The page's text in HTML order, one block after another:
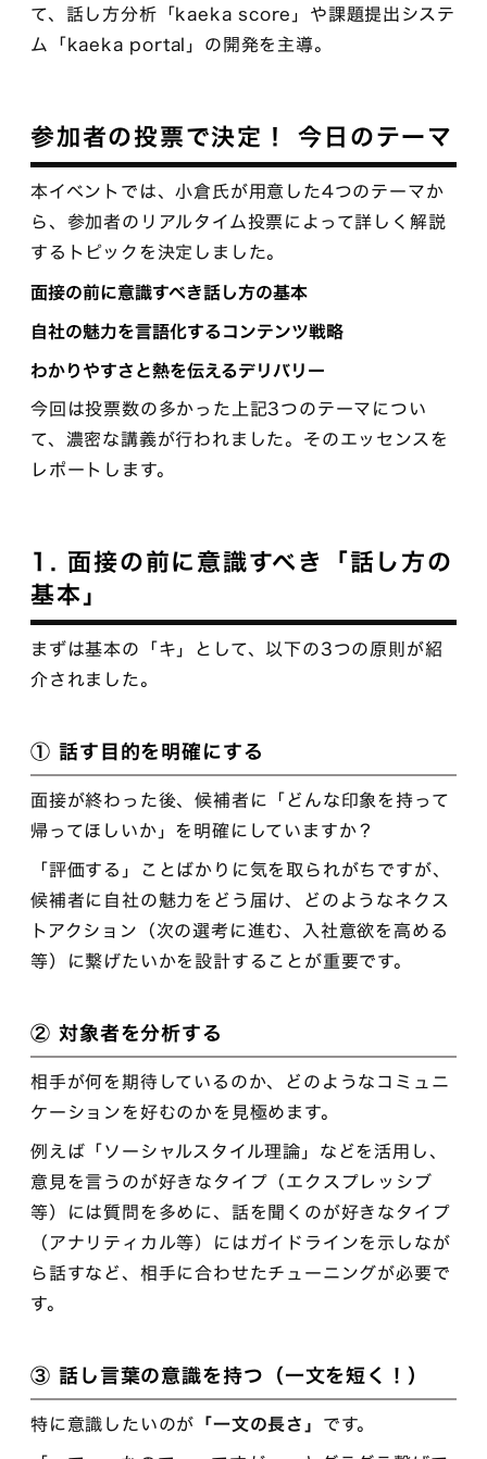
て、話し方分析「kaeka score」や課題提出システ
ム「kaeka portal」の開発を主導。
参加者の投票で決定！ 今日のテーマ
本イベントでは、小倉氏が用意した4つのテーマか
ら、参加者のリアルタイム投票によって詳しく解説
するトピックを決定しました。
面接の前に意識すべき話し方の基本
自社の魅力を言語化するコンテンツ戦略
わかりやすさと熱を伝えるデリバリー
今回は投票数の多かった上記3つのテーマについ
て、濃密な講義が行われました。そのエッセンスを
レポートします。
1. 面接の前に意識すべき「話し方の
基本」
まずは基本の「キ」として、以下の3つの原則が紹
介されました。
① 話す目的を明確にする
面接が終わった後、候補者に「どんな印象を持って
帰ってほしいか」を明確にしていますか？
「評価する」ことばかりに気を取られがちですが、
候補者に自社の魅力をどう届け、どのようなネクス
トアクション（次の選考に進む、入社意欲を高める
等）に繋げたいかを設計することが重要です。
② 対象者を分析する
相手が何を期待しているのか、どのようなコミュニ
ケーションを好むのかを見極めます。
例えば「ソーシャルスタイル理論」などを活用し、
意見を言うのが好きなタイプ（エクスプレッシブ
等）には質問を多めに、話を聞くのが好きなタイプ
（アナリティカル等）にはガイドラインを示しなが
ら話すなど、相手に合わせたチューニングが必要で
す。
③ 話し言葉の意識を持つ（一文を短く！）
特に意識したいのが 「一文の長さ」 です。